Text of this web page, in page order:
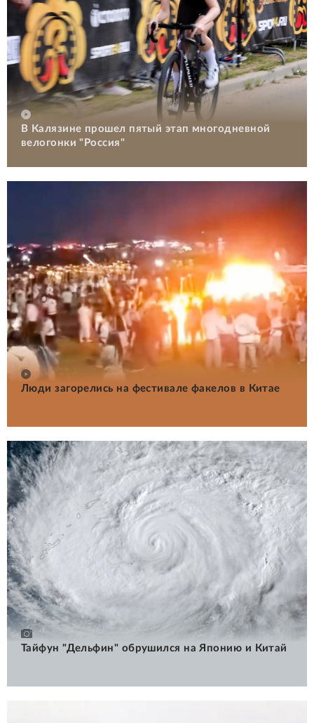
В Калязине прошел пятый этап многодневной
велогонки "Россия"
Люди загорелись на фестивале факелов в Китае
Тайфун "Дельфин" обрушился на Японию и Китай